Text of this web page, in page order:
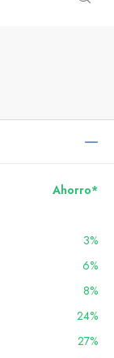
Ahorro*
3%
6%
8%
24%
27%